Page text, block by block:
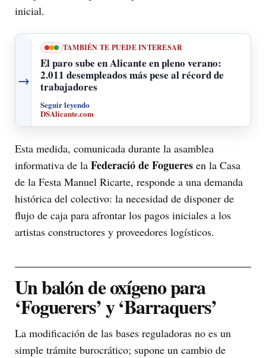
inicial.
→
TAMBIÉN TE PUEDE INTERESAR
El paro sube en Alicante en pleno verano:
2.011 desempleados más pese al récord de
trabajadores
Seguir leyendo
DSAlicante.com
Esta medida, comunicada durante la asamblea
informativa de la Federació de Fogueres en la Casa
de la Festa Manuel Ricarte, responde a una demanda
histórica del colectivo: la necesidad de disponer de
flujo de caja para afrontar los pagos iniciales a los
artistas constructores y proveedores logísticos.
Un balón de oxígeno para
‘Foguerers’ y ‘Barraquers’
La modificación de las bases reguladoras no es un
simple trámite burocrático; supone un cambio de